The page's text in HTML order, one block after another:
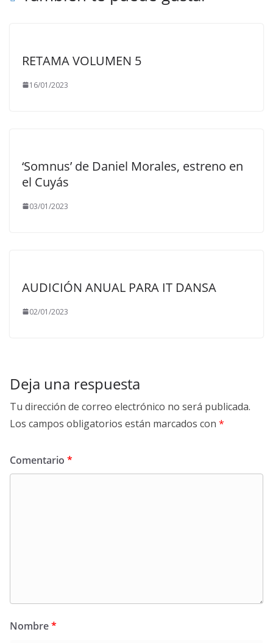
RETAMA VOLUMEN 5
16/01/2023
‘Somnus’ de Daniel Morales, estreno en
el Cuyás
03/01/2023
AUDICIÓN ANUAL PARA IT DANSA
02/01/2023
Deja una respuesta
Tu dirección de correo electrónico no será publicada.
Los campos obligatorios están marcados con *
Comentario *
Nombre*